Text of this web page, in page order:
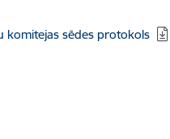
komitejas sēdes protokols